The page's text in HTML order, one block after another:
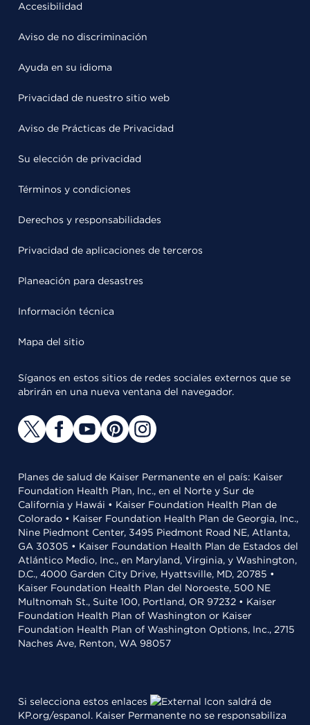
Accesibilidad
Aviso de no discriminación
Ayuda en su idioma
Privacidad de nuestro sitio web
Aviso de Prácticas de Privacidad
Su elección de privacidad
Términos y condiciones
Derechos y responsabilidades
Privacidad de aplicaciones de terceros
Planeación para desastres
Información técnica
Mapa del sitio
Síganos en estos sitios de redes sociales externos que se
abrirán en una nueva ventana del navegador.
Planes de salud de Kaiser Permanente en el país: Kaiser
Foundation Health Plan, Inc., en el Norte y Sur de
California y Hawái • Kaiser Foundation Health Plan de
Colorado • Kaiser Foundation Health Plan de Georgia, Inc.,
Nine Piedmont Center, 3495 Piedmont Road NE, Atlanta,
GA 30305 • Kaiser Foundation Health Plan de Estados del
Atlántico Medio, Inc., en Maryland, Virginia, y Washington,
D.C., 4000 Garden City Drive, Hyattsville, MD, 20785 •
Kaiser Foundation Health Plan del Noroeste, 500 NE
Multnomah St., Suite 100, Portland, OR 97232 • Kaiser
Foundation Health Plan of Washington or Kaiser
Foundation Health Plan of Washington Options, Inc., 2715
Naches Ave, Renton, WA 98057
Si selecciona estos enlaces
saldrá de
KP.org/espanol. Kaiser Permanente no se responsabiliza